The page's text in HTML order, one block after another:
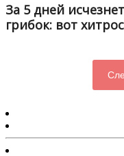
За 5 дней
грибок: вот